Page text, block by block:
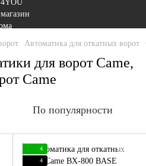
Автоматика для откатных ворот
для ворот Came,
Came
По популярности
4
4